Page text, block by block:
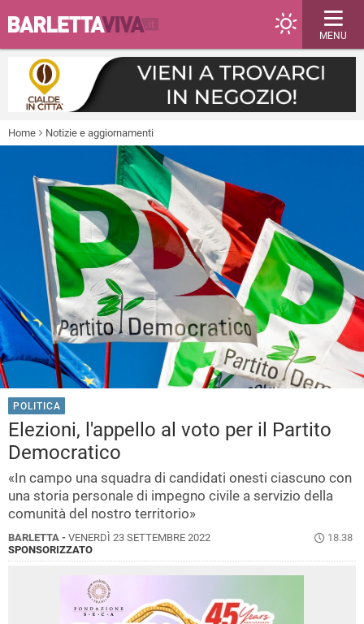
MENU
Home Notizie e aggiornamenti
POLITICA
Elezioni, l'appello al voto per il Partito
Democratico
«In campo una squadra di candidati onesti ciascuno con
una storia personale di impegno civile a servizio della
comunità del nostro territorio»
BARLETTA - VENERDÌ 23 SETTEMBRE 2022
18.38
SPONSORIZZATO